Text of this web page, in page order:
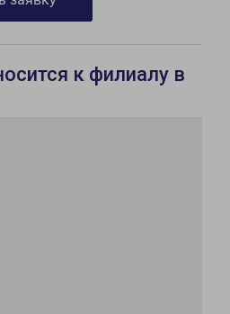
к филиалу в